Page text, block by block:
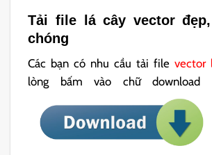
Tải file lá cây vector
chóng
Các bạn có nhu cầu tải file vector
lòng bấm vào chữ